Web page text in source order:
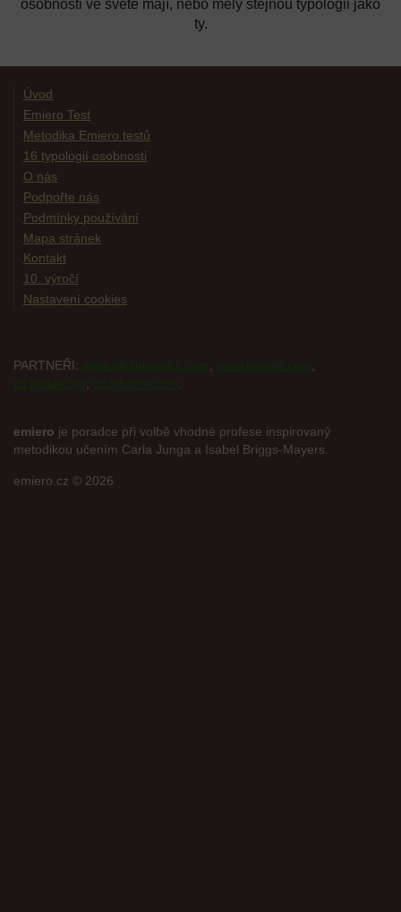
osobnosti ve světě mají, nebo měly stejnou typologii jako
ty.
Úvod
Emiero Test
Metodika Emiero testů
16 typologií osobnosti
O nás
Podpořte nás
Podmínky používání
Mapa stránek
Kontakt
10. výročí
Nastavení cookies
PARTNEŘI:
emiero je poradce při volbě vhodné profese inspirovaný
metodikou učením Carla Junga a Isabel Briggs-Mayers.
emiero.cz © 2026